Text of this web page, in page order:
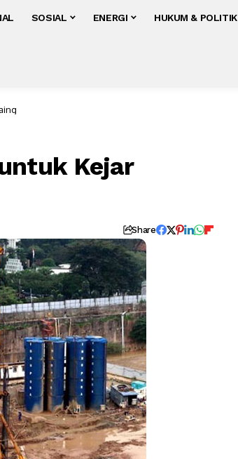
SOSIAL ENERGI HUKUM & POLITIK
Kejar
Share